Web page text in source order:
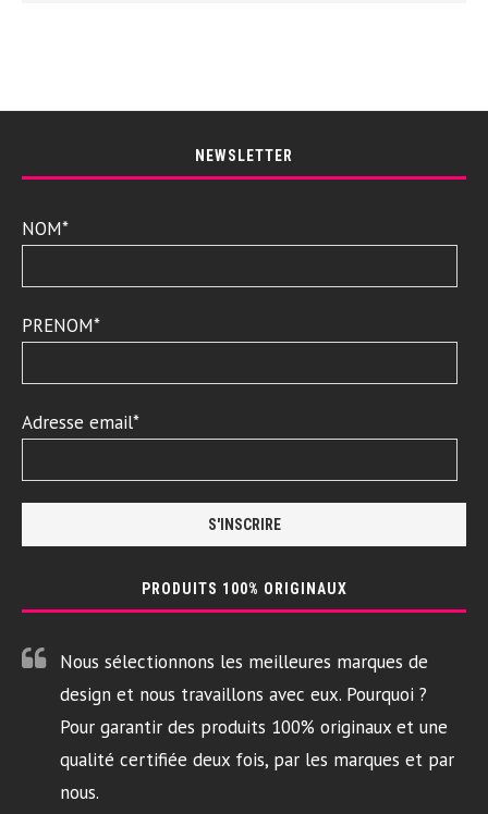
NEWSLETTER
NOM*
PRENOM*
Adresse email*
PRODUITS 100% ORIGINAUX
Nous sélectionnons les meilleures marques de
design et nous travaillons avec eux. Pourquoi ?
Pour garantir des produits 100% originaux et une
qualité certifiée deux fois, par les marques et par
nous.